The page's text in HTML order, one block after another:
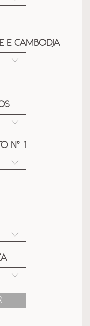
E CAMBODJA
Nº 1